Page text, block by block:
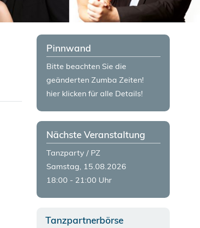
Pinnwand
Bitte beachten Sie die
geänderten Zumba Zeiten!
hier klicken für alle Details!
Nächste Veranstaltung
Tanzparty / PZ
Samstag, 15.08.2026
18:00 - 21:00 Uhr
Tanzpartnerbörse